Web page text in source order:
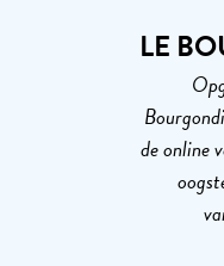
LE
de online